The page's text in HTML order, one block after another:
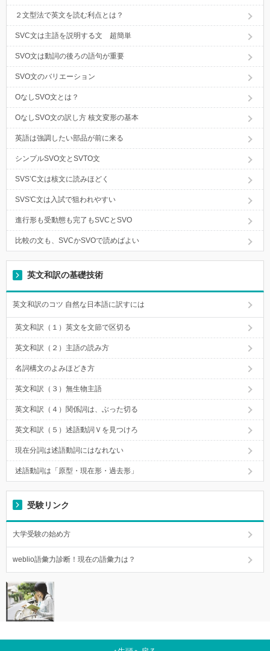
２文型法で英文を読む利点とは？
SVC文は主語を説明する文 超簡単
SVO文は動詞の後ろの語句が重要
SVO文のバリエーション
OなしSVO文とは？
OなしSVO文の訳し方 核文変形の基本
英語は強調したい部品が前に来る
シンプルSVO文とSVTO文
SVS’C文は核文に読みほどく
SVS'C文は入試で狙われやすい
進行形も受動態も完了もSVCとSVO
比較の文も、SVCかSVOで読めばよい
英文和訳の基礎技術
英文和訳のコツ 自然な日本語に訳すには
英文和訳（１）英文を文節で区切る
英文和訳（２）主語の読み方
名詞構文のよみほどき方
英文和訳（３）無生物主語
英文和訳（４）関係詞は、ぶった切る
英文和訳（５）述語動詞Ｖを見つけろ
現在分詞は述語動詞にはなれない
述語動詞は「原型・現在形・過去形」
受験リンク
大学受験の始め方
weblio語彙力診断！現在の語彙力は？